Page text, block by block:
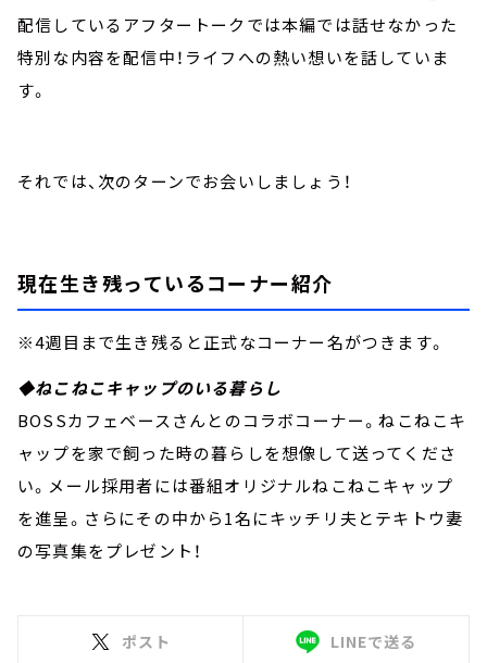
配信しているアフタートークでは本編では話せなかった
特別な内容を配信中！ライフへの熱い想いを話していま
す。
それでは、次のターンでお会いしましょう！
現在生き残っているコーナー紹介
※4週目まで生き残ると正式なコーナー名がつきます。
◆ねこねこキャップのいる暮らし
BOSSカフェベースさんとのコラボコーナー。ねこねこキ
ャップを家で飼った時の暮らしを想像して送ってくださ
い。メール採用者には番組オリジナルねこねこキャップ
を進呈。さらにその中から1名にキッチリ夫とテキトウ妻
の写真集をプレゼント！
ポスト LINEで送る